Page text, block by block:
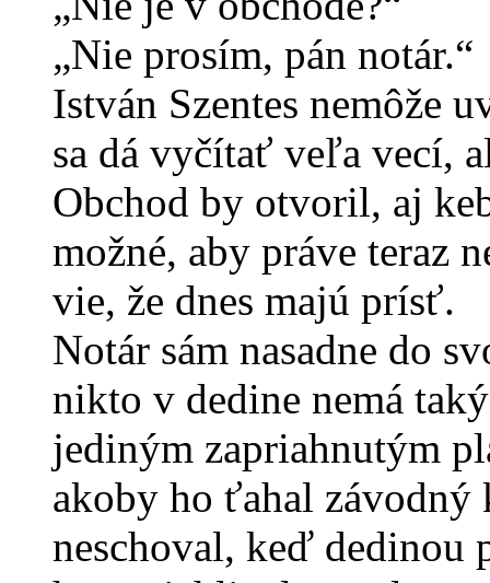
„Nie prosím, pán notár.“
István Szentes nemôže
sa dá vyčítať veľa vecí,
Obchod by otvoril, aj
možné, aby práve teraz
vie, že dnes majú prísť.
Notár sám nasadne do
nikto v dedine nemá
jediným zapriahnutým
akoby ho ťahal
neschoval, keď dedinou